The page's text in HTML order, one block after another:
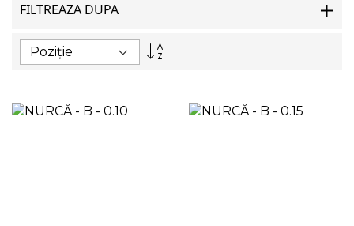
FILTREAZA DUPA
Setați